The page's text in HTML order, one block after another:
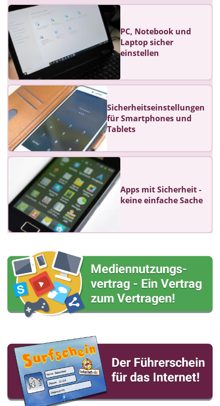
PC, Notebook und
Laptop sicher
einstellen
Sicherheitseinstellungen
für Smartphones und
Tablets
Apps mit Sicherheit -
keine einfache Sache